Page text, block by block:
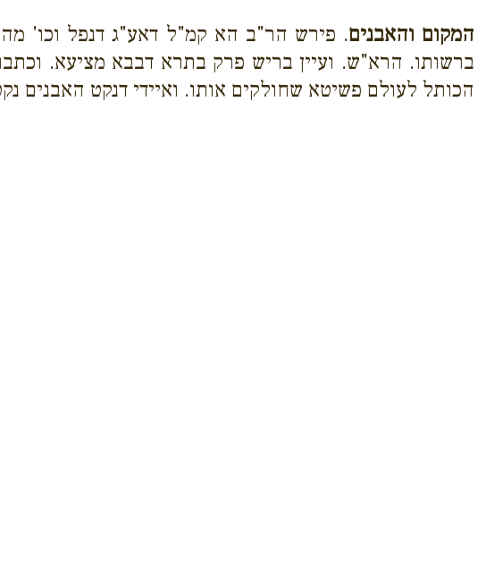
המקום והאבנים. פירש הר"ב הא קמ"ל דאע"ג דנפל וכו'
ברשותו. הרא"ש. ועיין בריש פרק בתרא דבבא מציעא.
הכותל לעולם פשיטא שחולקים אותו. ואיידי דנקט האבנים